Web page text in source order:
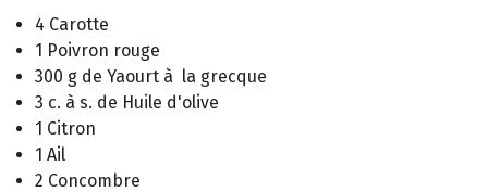
4 Carotte
1 Poivron rouge
300 g de Yaourt à la grecque
3 c. à s. de Huile d'olive
1 Citron
1 Ail
2 Concombre